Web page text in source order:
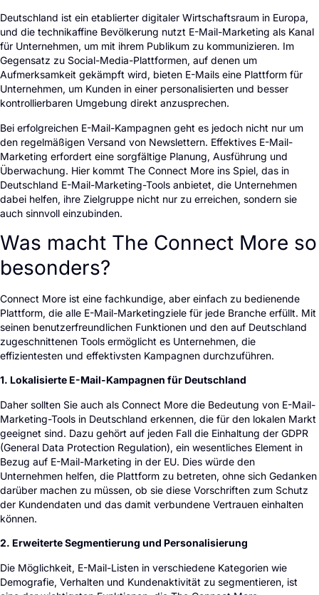
Deutschland ist ein etablierter digitaler Wirtschaftsraum in Europa,
und die technikaffine Bevölkerung nutzt E-Mail-Marketing als Kanal
für Unternehmen, um mit ihrem Publikum zu kommunizieren. Im
Gegensatz zu Social-Media-Plattformen, auf denen um
Aufmerksamkeit gekämpft wird, bieten E-Mails eine Plattform für
Unternehmen, um Kunden in einer personalisierten und besser
kontrollierbaren Umgebung direkt anzusprechen.
Bei erfolgreichen E-Mail-Kampagnen geht es jedoch nicht nur um
den regelmäßigen Versand von Newslettern. Effektives E-Mail-
Marketing erfordert eine sorgfältige Planung, Ausführung und
Überwachung. Hier kommt The Connect More ins Spiel, das in
Deutschland E-Mail-Marketing-Tools anbietet, die Unternehmen
dabei helfen, ihre Zielgruppe nicht nur zu erreichen, sondern sie
auch sinnvoll einzubinden.
Was macht The Connect More so
besonders?
Connect More ist eine fachkundige, aber einfach zu bedienende
Plattform, die alle E-Mail-Marketingziele für jede Branche erfüllt. Mit
seinen benutzerfreundlichen Funktionen und den auf Deutschland
zugeschnittenen Tools ermöglicht es Unternehmen, die
effizientesten und effektivsten Kampagnen durchzuführen.
1. Lokalisierte E-Mail-Kampagnen für Deutschland
Daher sollten Sie auch als Connect More die Bedeutung von E-Mail-
Marketing-Tools in Deutschland erkennen, die für den lokalen Markt
geeignet sind. Dazu gehört auf jeden Fall die Einhaltung der GDPR
(General Data Protection Regulation), ein wesentliches Element in
Bezug auf E-Mail-Marketing in der EU. Dies würde den
Unternehmen helfen, die Plattform zu betreten, ohne sich Gedanken
darüber machen zu müssen, ob sie diese Vorschriften zum Schutz
der Kundendaten und das damit verbundene Vertrauen einhalten
können.
2. Erweiterte Segmentierung und Personalisierung
Die Möglichkeit, E-Mail-Listen in verschiedene Kategorien wie
Demografie, Verhalten und Kundenaktivität zu segmentieren, ist